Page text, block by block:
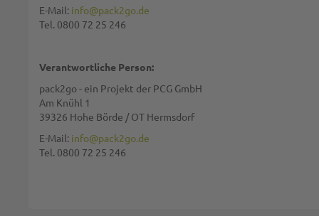
E-Mail: info@pack2go.de
Tel. 0800 72 25 246
Verantwortliche Person:
pack2go - ein Projekt der PCG GmbH
Am Knühl 1
39326 Hohe Börde / OT Hermsdorf
E-Mail: info@pack2go.de
Tel. 0800 72 25 246